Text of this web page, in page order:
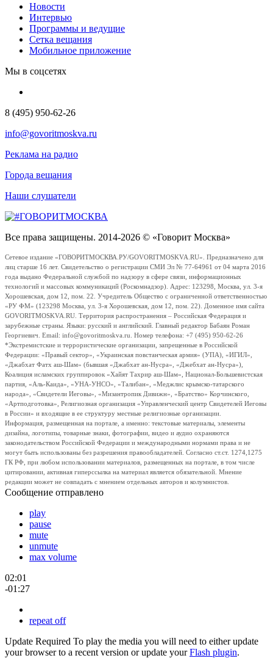
Новости
Интервью
Программы и ведущие
Сетка вещания
Мобильное приложение
Мы в соцсетях
8 (495) 950-62-26
info@govoritmoskva.ru
Реклама на радио
Города вещания
Наши слушатели
Все права защищены. 2014-2026 © «Говорит Москва»
Сетевое издание «ГОВОРИТМОСКВА.РУ/GOVORITMOSKVA.RU». Предназначено для
лиц старше 16 лет. Свидетельство о регистрации СМИ Эл № 77-64961 от 04 марта 2016
года выдано Федеральной службой по надзору в сфере связи, информационных
технологий и массовых коммуникаций (Роскомнадзор). Адрес: 123298, Москва, ул. 3-я
Хорошевская, дом 12, пом. 22. Учредитель Общество с ограниченной ответственностью
«РУ ФМ» (123298 Москва, ул. 3-я Хорошевская, дом 12, пом. 22). Доменное имя сайта
GOVORITMOSKVA.RU. Территория распространения – Российская Федерация и
зарубежные страны. Языки: русский и английский. Главный редактор Бабаян Роман
Георгиевич. Email: info@govoritmoskva.ru. Номер телефона: +7 (495) 950-62-26
*Экстремистские и террористические организации, запрещенные в Российской
Федерации: «Правый сектор», «Украинская повстанческая армия» (УПА), «ИГИЛ»,
«Джабхат Фатх аш-Шам» (бывшая «Джабхат ан-Нусра», «Джебхат ан-Нусра»),
Коалиция исламских группировок «Хайят Тахрир аш-Шам», Национал-Большевистская
партия, «Аль-Каида», «УНА-УНСО», «Талибан», «Меджлис крымско-татарского
народа», «Свидетели Иеговы», «Мизантропик Дивижн», «Братство» Корчинского,
«Артподготовка», Религиозная организация «Управленческий центр Свидетелей Иеговы
в России» и входящие в ее структуру местные религиозные организации.
Информация, размещенная на портале, а именно: текстовые материалы, элементы
дизайна, логотипы, товарные знаки, фотографии, видео и аудио охраняются
законодательством Российской Федерации и международными нормами права и не
могут быть использованы без разрешения правообладателей. Согласно ст.ст. 1274,1275
ГК РФ, при любом использовании материалов, размещенных на портале, в том числе
цитировании, активная гиперссылка на материал является обязательной. Мнение
редакции может не совпадать с мнением отдельных авторов и колумнистов.
Сообщение отправлено
play
pause
mute
unmute
max volume
02:01
-01:27
repeat off
Update Required To play the media you will need to either update
your browser to a recent version or update yourFlash plugin.